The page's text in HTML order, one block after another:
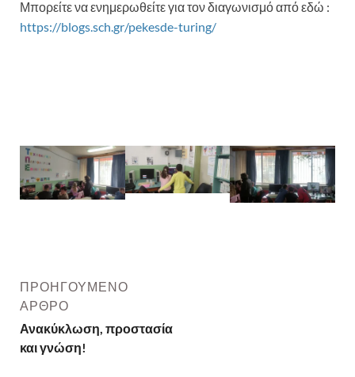
Μπορείτε να ενημερωθείτε για τον διαγωνισμό από εδώ :
https://blogs.sch.gr/pekesde-turing/
ΠΡΟΗΓΟΎΜΕΝΟ
ΆΡΘΡΟ
Ανακύκλωση, προστασία
και γνώση!